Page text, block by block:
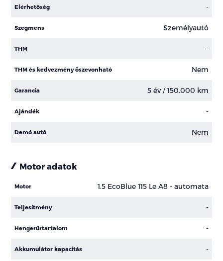
Elérhetőség -
Szegmens Személyautó
THM -
THM és kedvezmény öszevonható Nem
Garancia 5 év / 150.000 km
Ajándék -
Demó autó Nem
Motor adatok
Motor 1.5 EcoBlue 115 Le A8 - automata
Teljesítmény -
Hengerűrtartalom -
Akkumulátor kapacitás -